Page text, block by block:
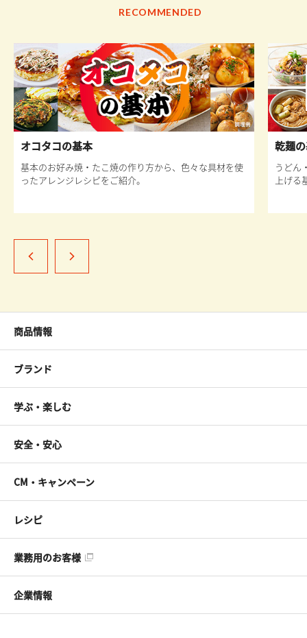
RECOMMENDED
オコタコの基本
基本のお好み焼・たこ焼の作り方から、色々な具材を使
ったアレンジレシピをご紹介。
乾麺
うどん
上げ
商品情報
ブランド
学ぶ・楽しむ
安全・安心
CM・キャンペーン
レシピ
業務用のお客様
企業情報